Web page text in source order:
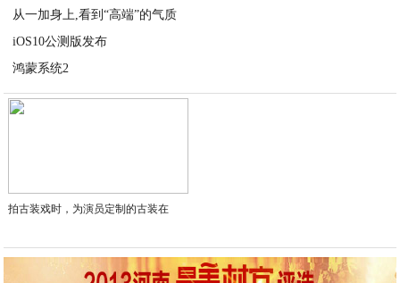
从一加身上,看到“高端”的气质
iOS10公测版发布
鸿蒙系统2
2020-11-08
拍古装戏时，为演员定制的古装在